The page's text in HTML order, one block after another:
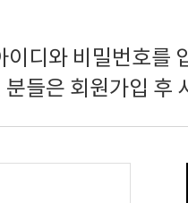
이디와 비밀번호를
들은 회원가입 후